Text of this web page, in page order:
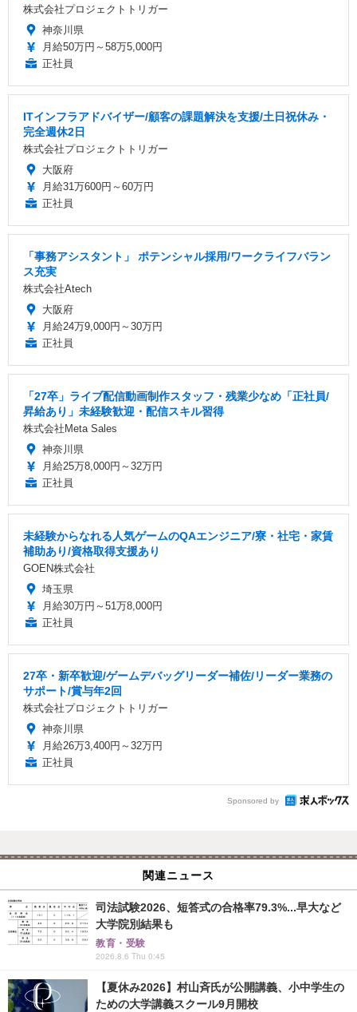
株式会社プロジェクトトリガー
神奈川県
月給50万円～58万5,000円
正社員
ITインフラアドバイザー/顧客の課題解決を支援/土日祝休み・
完全週休2日
株式会社プロジェクトトリガー
大阪府
月給31万600円～60万円
正社員
「事務アシスタント」 ポテンシャル採用/ワークライフバラン
ス充実
株式会社Atech
大阪府
月給24万9,000円～30万円
正社員
「27卒」ライブ配信動画制作スタッフ・残業少なめ「正社員/
昇給あり」未経験歓迎・配信スキル習得
株式会社Meta Sales
神奈川県
月給25万8,000円～32万円
正社員
未経験からなれる人気ゲームのQAエンジニア/寮・社宅・家賃
補助あり/資格取得支援あり
GOEN株式会社
埼玉県
月給30万円～51万8,000円
正社員
27卒・新卒歓迎/ゲームデバッグリーダー補佐/リーダー業務の
サポート/賞与年2回
株式会社プロジェクトトリガー
神奈川県
月給26万3,400円～32万円
正社員
Sponsored by
関連ニュース
司法試験2026、短答式の合格率79.3%...早大など
大学院別結果も
教育・受験
2026.8.6 Thu 0:45
【夏休み2026】村山斉氏が公開講義、小中学生の
ための大学講義スクール9月開校